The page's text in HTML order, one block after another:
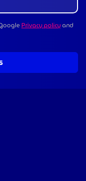
Privacy policyand